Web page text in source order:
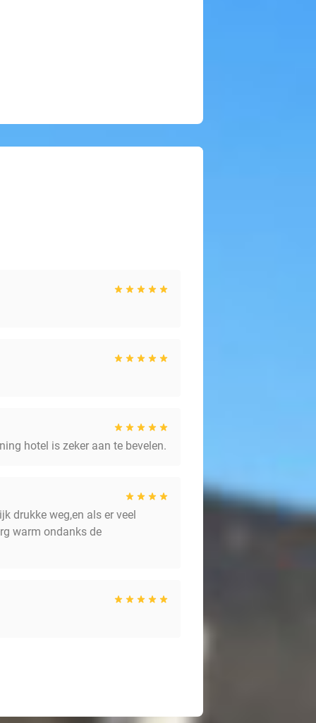
hotel is zeker aan te bevelen.
drukke weg,en als er veel
warm ondanks de